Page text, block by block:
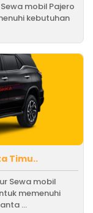
mobil Pajero
kebutuhan
Timu..
Sewa mobil
memenuhi
...